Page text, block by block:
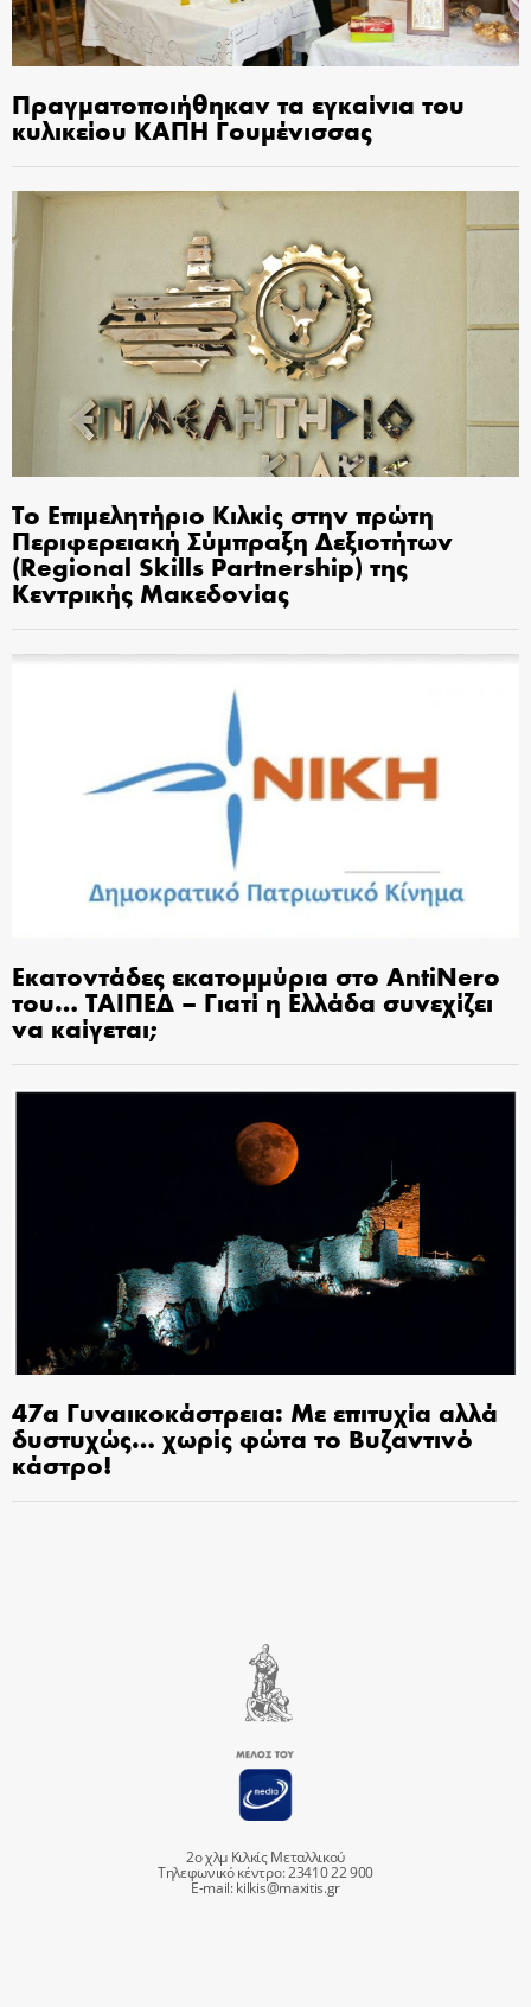
Πραγματοποιήθηκαν τα εγκαίνια του
κυλικείου ΚΑΠΗ Γουμένισσας
Το Επιμελητήριο Κιλκίς στην πρώτη
Περιφερειακή Σύμπραξη Δεξιοτήτων
(Regional Skills Partnership) της
Κεντρικής Μακεδονίας
Εκατοντάδες εκατομμύρια στο AntiNero
του… ΤΑΙΠΕΔ – Γιατί η Ελλάδα συνεχίζει
να καίγεται;
47α Γυναικοκάστρεια: Με επιτυχία αλλά
δυστυχώς… χωρίς φώτα το Βυζαντινό
κάστρο!
2ο χλμ Κιλκίς Μεταλλικού
Τηλεφωνικό κέντρο: 23410 22 900
E-mail:kilkis@maxitis.gr